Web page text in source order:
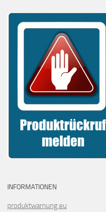
INFORMATIONEN
produktwarnung.eu